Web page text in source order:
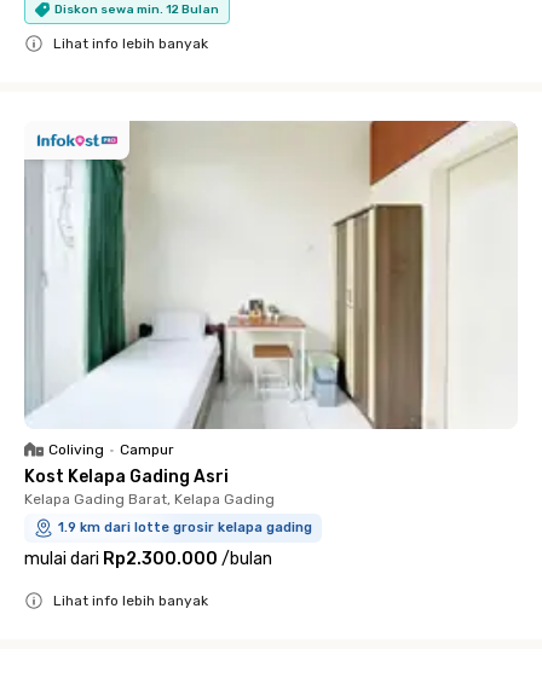
Diskon sewa min. 12 Bulan
Lihat info lebih banyak
Coliving • Campur
Kost Kelapa Gading Asri
Kelapa Gading Barat, Kelapa Gading
1.9 km dari lotte grosir kelapa gading
mulai dari Rp2.300.000 /bulan
Lihat info lebih banyak